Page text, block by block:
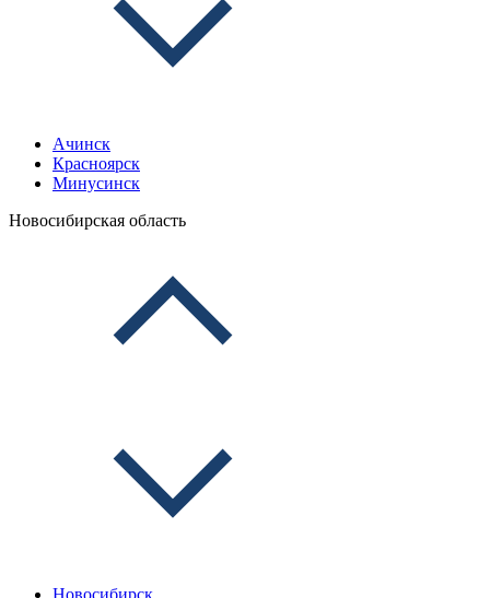
Ачинск
Красноярск
Минусинск
Новосибирская область
Новосибирск